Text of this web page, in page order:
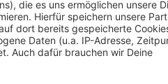
Drittanbieters, um
einzubetten. Dieser
Ihren Aktivitäten sammeln.
die Details durch und
Nutzung des Service zu,